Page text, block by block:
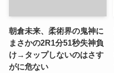
朝倉未来、柔術界の鬼神に
まさかの2R1分51秒失神負
け→タップしないのはさす
がに危ない